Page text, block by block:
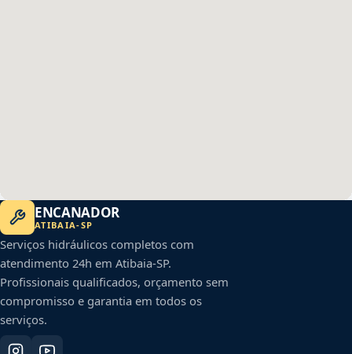
ENCANADOR
ATIBAIA-SP
Serviços hidráulicos completos com
atendimento 24h em Atibaia-SP.
Profissionais qualificados, orçamento sem
compromisso e garantia em todos os
serviços.